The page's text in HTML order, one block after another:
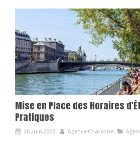
Mise en Place des Horaires
Pratiques
26 Juin 2025 Agence Charonne